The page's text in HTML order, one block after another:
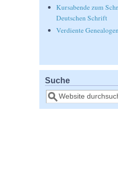
Kursabende zum
Deutschen Schrift
Verdiente
Suche
Suche